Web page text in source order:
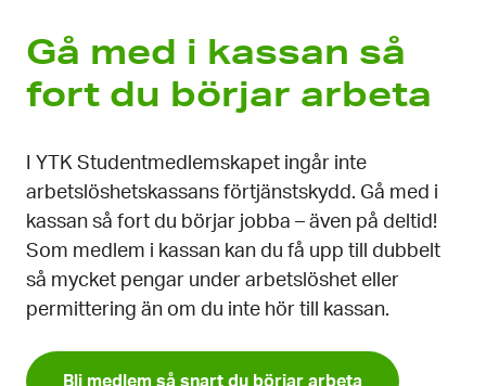
Gå med i kassan så
fort du börjar arbeta
I YTK Student­medlem­skapet ingår inte
arbetslöshets­kassans förtjänst­skydd. Gå med i
kassan så fort du börjar jobba – även på deltid!
Som medlem i kassan kan du få upp till dubbelt
så mycket pengar under arbetslöshet eller
permittering än om du inte hör till kassan.
Bli medlem så snart du börjar arbeta